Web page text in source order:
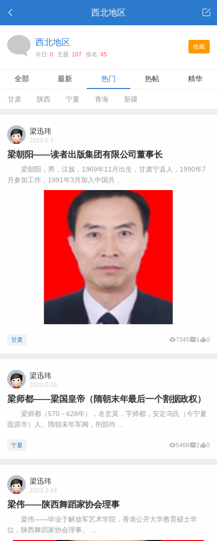
西北地区
收藏
西北地区
今日: 0 主题: 107 排名: 45
全部 最新 热门 热帖 精华
甘肃 陕西 宁夏 青海 新疆
梁迅玮
2023-5-2
梁朝阳——读者出版集团有限公司董事长
梁朝阳，男，汉族，1969年11月出生，甘肃宁县人，1990年7
月参加工作，1991年3月加入中国共 ...
甘肃 7345 1 0
梁迅玮
2023-2-26
梁师都——梁国皇帝（隋朝末年最后一个割据政权）
梁师都（570－628年），名玄莫，字师都，安定乌氏（今宁夏
固原市）人。隋朝末年军阀，刑部尚 ...
宁夏 5468 2 0
梁迅玮
2023-2-24
梁伟——陕西舞蹈家协会理事
梁伟——毕业于解放军艺术学院，香港公开大学教育硕士学
位，陕西舞蹈家协会理事。 ...